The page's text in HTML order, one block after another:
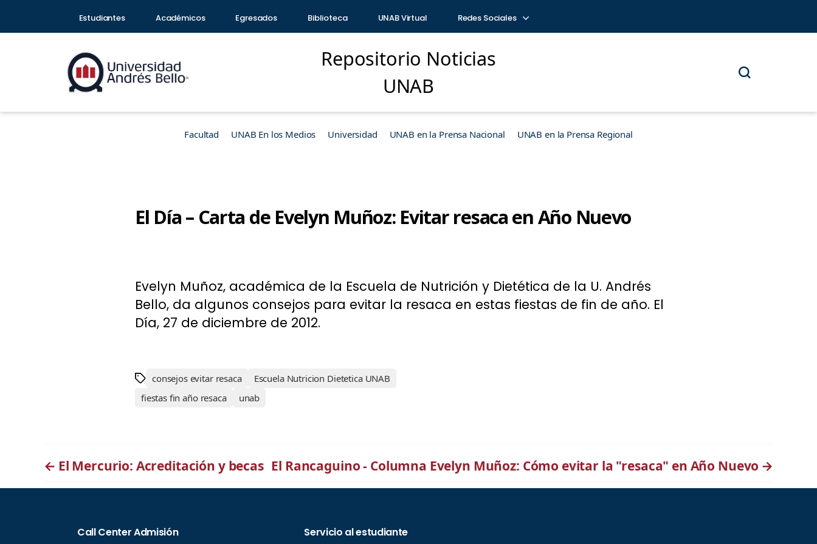
Estudiantes Académicos Egresados Biblioteca UNAB Virtual Redes Sociales
Repositorio Noticias
UNAB
Facultad UNAB En los Medios Universidad UNAB en la Prensa Nacional UNAB en la Prensa Regional
El Día – Carta de Evelyn Muñoz: Evitar resaca en Año Nuevo
Evelyn Muñoz, académica de la Escuela de Nutrición y Dietética de la U. Andrés
Bello, da algunos consejos para evitar la resaca en estas fiestas de fin de año. El
Día, 27 de diciembre de 2012.
consejos evitar resaca
Escuela Nutricion Dietetica UNAB
fiestas fin año resaca
unab
← El Mercurio: Acreditación y becas El Rancaguino - Columna Evelyn Muñoz: Cómo evitar la "resaca" en Año Nuevo →